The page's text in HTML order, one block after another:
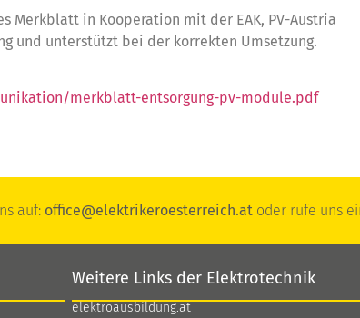
Merkblatt in Kooperation mit der EAK, PV-Austria
und unterstützt bei der korrekten Umsetzung.
merkblatt-entsorgung-pv-module.pdf
auf: office@elektrikeroesterreich.atoder rufe uns
Weitere Links der Elektrotechnik
elektroausbildung.at